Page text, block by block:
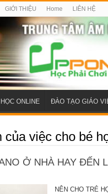
GIỚI THIỆU Home LIÊN HỆ
HỌC ONLINE ĐÀO TẠO GIÁO
của việc cho bé
Ở NHÀ HAY ĐẾN
NÊN CHO TRẺ